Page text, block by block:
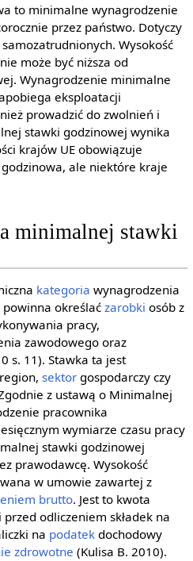
to minimalne wynagrodzenie
przez państwo. Dotyczy
Wysokość
może być niższa od
Wynagrodzenie minimalne
eksploatacji
prowadzić do zwolnień i
stawki godzinowej wynika
krajów UE obowiązuje
ale niektóre kraje
minimalnej stawki
kategoria wynagrodzenia
określać zarobki osób z
pracy,
zawodowego oraz
s. 11). Stawka ta jest
sektorgospodarczy czy
z ustawą o Minimalnej
pracownika
wymiarze czasu pracy
stawki godzinowej
prawodawcę. Wysokość
w umowie zawartej z
brutto. Jest to kwota
odliczeniem składek na
na podatekdochodowy
zdrowotne (Kulisa B. 2010).